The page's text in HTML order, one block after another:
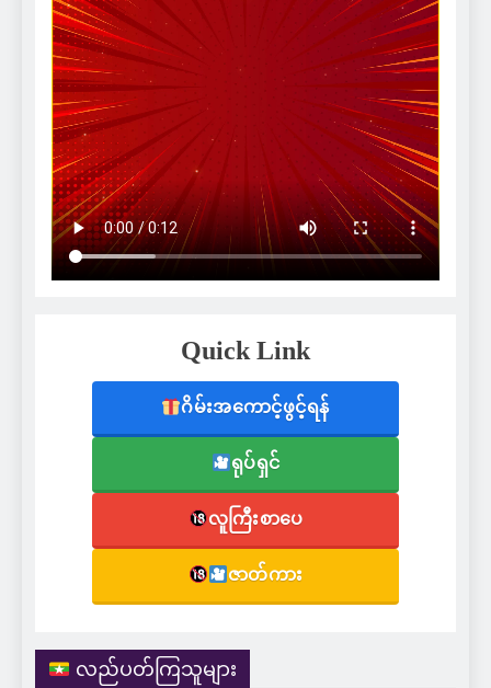
Quick Link
ဂိမ်းအကောင့်ဖွင့်ရန်
ရုပ်ရှင်
လူကြီးစာပေ
ဇာတ်ကား
လည်ပတ်ကြသူများ